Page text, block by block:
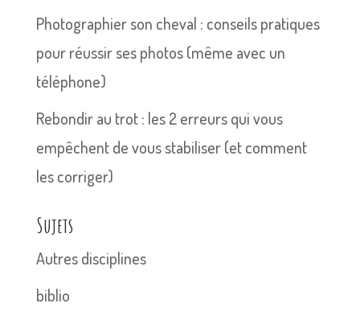
Photographier son cheval : conseils pratiques
pour réussir ses photos (même avec un
téléphone)
Rebondir au trot : les 2 erreurs qui vous
empêchent de vous stabiliser (et comment
les corriger)
Sujets
Autres disciplines
biblio